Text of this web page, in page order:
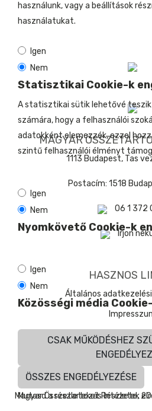
MAGYAR
1113 Budapest, Tas
Postacím: 1518
06 1 372
Írjon
HASZNOS
Általános
Magyar Összetartozás Intézete,
használunk, vagy a beállítások
használatukat.
Igen
Nem
Statisztikai Cookie-k
A statisztikai sütik lehetővé
számára, hogy a felhasználói
adatokként elemezzék, ezzel
szintű felhasználói élményt
Igen
Nem
Nyomkövető Cookie-k
Igen
Nem
Közösségi média
CSAK MŰKÖDÉSHEZ
ÖSSZES ENGEDÉLYEZÉSE
Mutasd a részleteket Részletek